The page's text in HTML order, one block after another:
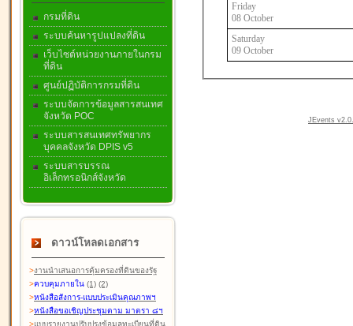
กรมที่ดิน
ระบบค้นหารูปแปลงที่ดิน
เว็บไซต์หน่วยงานภายในกรม
ที่ดิน
ศูนย์ปฏิบัติการกรมที่ดิน
ระบบจัดการข้อมูลสารสนเทศ
จังหวัด POC
ระบบสารสนเทศทรัพยากร
บุคคลจังหวัด DPIS v5
ระบบสารบรรณ
อิเล็กทรอนิกส์จังหวัด
ดาวน์โหลดเอกสาร
>งานนำเสนอการคุ้มครองที่ดินของรัฐ
>ควบคุมภายใน (1) (2)
>หนังสือสังการ-แบบประเมินคุณภาพฯ
>หนังสือขอเชิญประชุมตาม มาตรา ๘ฯ
Friday
08 October
Saturday
09 October
JEvents